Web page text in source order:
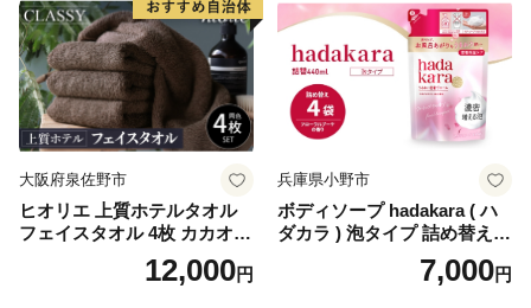
生活用品 無香料 トイレット
ペーパー ダブル といれっと
ぺーぱー トイレ クレシア ト
イレットペーパー [BDBH002
-1]
大阪府泉佐野市
ヒオリエ 上質ホテルタオル
フェイスタオル 4枚 カカオ
【タオル 泉州タオル 吸水 普
段使い 無地 シンプル 日用品
12,000円
兵庫県小野市
ボディソープ hadakara ( ハ
ダカラ ) 泡タイプ 詰め替え 4
40ml×4袋 ボディーソープ 泡
ボディソープ 泡 日用品 消耗
7,000円